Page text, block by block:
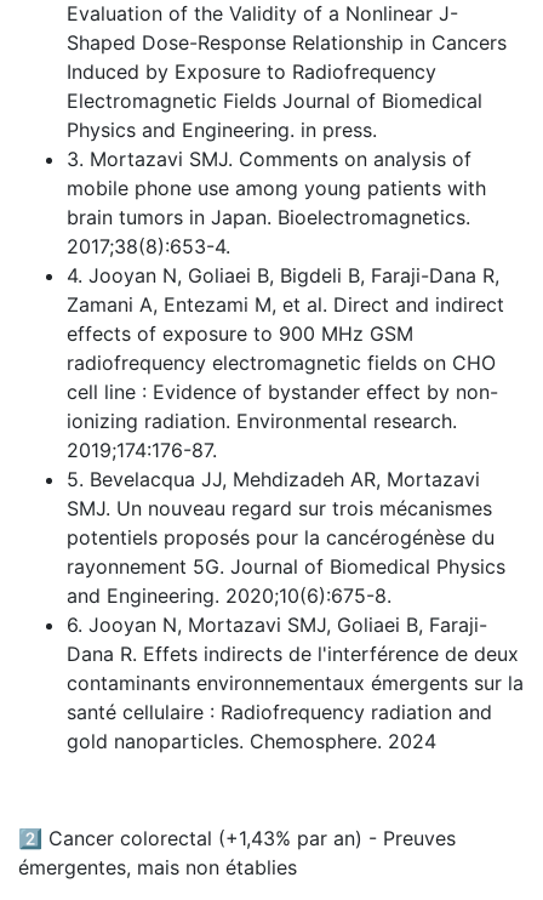
Evaluation of the Validity of a Nonlinear J-
Shaped Dose-Response Relationship in Cancers
Induced by Exposure to Radiofrequency
Electromagnetic Fields Journal of Biomedical
Physics and Engineering. in press.
3. Mortazavi SMJ. Comments on analysis of
mobile phone use among young patients with
brain tumors in Japan. Bioelectromagnetics.
2017;38(8):653-4.
4. Jooyan N, Goliaei B, Bigdeli B, Faraji-Dana R,
Zamani A, Entezami M, et al. Direct and indirect
effects of exposure to 900 MHz GSM
radiofrequency electromagnetic fields on CHO
cell line : Evidence of bystander effect by non-
ionizing radiation. Environmental research.
2019;174:176-87.
5. Bevelacqua JJ, Mehdizadeh AR, Mortazavi
SMJ. Un nouveau regard sur trois mécanismes
potentiels proposés pour la cancérogénèse du
rayonnement 5G. Journal of Biomedical Physics
and Engineering. 2020;10(6):675-8.
6. Jooyan N, Mortazavi SMJ, Goliaei B, Faraji-
Dana R. Effets indirects de l'interférence de deux
contaminants environnementaux émergents sur la
santé cellulaire : Radiofrequency radiation and
gold nanoparticles. Chemosphere. 2024
2️⃣ Cancer colorectal (+1,43% par an) - Preuves
émergentes, mais non établies